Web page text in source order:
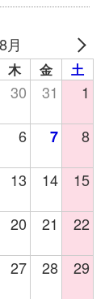
月
木 金 土
30 31 1
6 7 8
13 14 15
20 21 22
27 28 29